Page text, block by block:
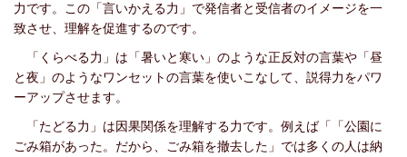
力です。この「言いかえる力」で発信者と受信者のイメージを一
致させ、理解を促進するのです。
「 くらべる力」は 「暑いと寒い」のような正反対の言葉や「昼
と夜」のようなワンセットの言葉を使いこなして、説得力をパワ
ーアップさせます。
「たどる力」は因果関係を理解する力です。例えば「「公園に
ごみ箱があった。だから、ごみ箱を撤去した」では多くの人は納